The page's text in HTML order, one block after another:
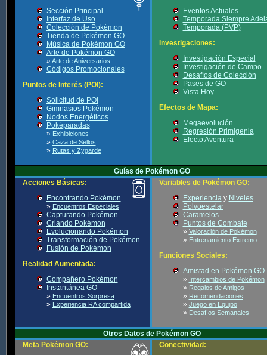
Sección Principal
Interfaz de Uso
Colección de Pokémon
Tienda de Pokémon GO
Música de Pokémon GO
Arte de Pokémon GO
» Arte de Aniversarios
Códigos Promocionales
Puntos de Interés (POI):
Solicitud de POI
Gimnasios Pokémon
Nodos Energéticos
Poképaradas
» Exhibiciones
» Caza de Sellos
» Rutas y Zygarde
Eventos Actuales
Temporada Siempre
Temporada (PVP)
Investigaciones:
Investigación Especial
Investigación de Campo
Desafíos de Colección
Pases de GO
Vista Hoy
Efectos de Mapa:
Megaevolución
Regresión Primigenia
Efecto Aventura
Guías de Pokémon GO
Acciones Básicas:
Encontrando Pokémon
» Encuentros Especiales
Capturando Pokémon
Criando Pokémon
Evolucionando Pokémon
Transformación de Pokémon
Fusión de Pokémon
Realidad Aumentada:
Compañero Pokémon
Instantánea GO
» Encuentros Sorpresa
» Experiencia RA compartida
Variables de Pokémon GO:
Experienciay Niveles
Polvoestelar
Caramelos
Puntos de Combate
» Valoración de Pokémon
» Entrenamiento Extremo
Funciones Sociales:
Amistad en Pokémon GO
» Intercambios de Pokémon
» Regalos de Amigos
» Recomendaciones
» Juego en Equipo
» Desafíos Semanales
Otros Datos de Pokémon GO
Meta Pokémon GO:
Conectividad: